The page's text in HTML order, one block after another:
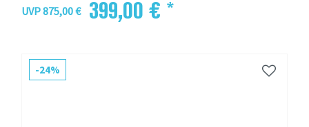
UVP 875,00 €
399,00 € *
-24%